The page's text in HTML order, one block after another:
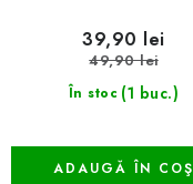
În stoc (1 buc.)
39,90 lei
49,90 lei
ADAUGĂ ÎN COŞ